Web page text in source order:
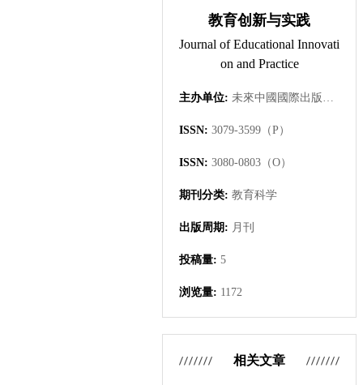
教育创新与实践
Journal of Educational Innovati
on and Practice
主办单位: 未來中國國際出版集團有限公司
ISSN: 3079-3599（P）
ISSN: 3080-0803（O）
期刊分类: 教育科学
出版周期: 月刊
投稿量: 5
浏览量: 1172
相关文章